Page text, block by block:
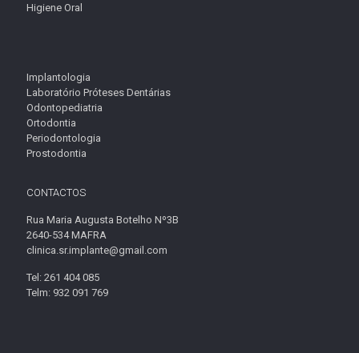
Higiene Oral
Implantologia
Laboratório Próteses Dentárias
Odontopediatria
Ortodontia
Periodontologia
Prostodontia
CONTACTOS
Rua Maria Augusta Botelho Nº3B
2640-534 MAFRA
clinica.sr.implante@gmail.com
Tel: 261 404 085
Telm: 932 091 769